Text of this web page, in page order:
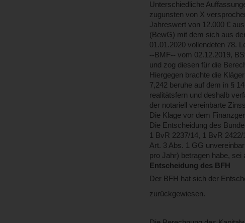
Unterschiedliche
zugunsten von X
Jahreswert von 12.000 €
(BewG) mit dem sich aus
01.01.2020 vollendeten 78.
‑‑BMF‑‑ vom 02.12.2019,
und zog diesen für die
Hiergegen brachte die
7,242 beruhe auf dem in §
realitätsfern und deshalb
der notariell vereinbarte
Die Klage vor dem
Die Entscheidung des
1 BvR 2237/14, 1 BvR
Art. 3 Abs. 1 GG
pro Jahr) betragen habe,
Entscheidung des BFH
Der BFH hat sich der
zurückgewiesen.